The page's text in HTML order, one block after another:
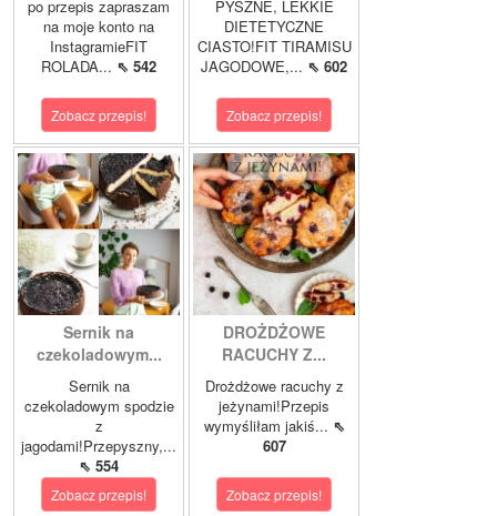
po przepis zapraszam
na moje konto na
InstagramieFIT
ROLADA... ⇖ 542
Zobacz przepis!
PYSZNE, LEKKIE
DIETETYCZNE
CIASTO!FIT TIRAMISU
JAGODOWE,... ⇖ 602
Zobacz przepis!
Sernik na
czekoladowym...
Sernik na
czekoladowym spodzie
z
jagodami!Przepyszny,...
⇖ 554
Zobacz przepis!
DROŻDŻOWE
RACUCHY Z...
Drożdżowe racuchy z
jeżynami!Przepis
wymyśliłam jakiś... ⇖
607
Zobacz przepis!